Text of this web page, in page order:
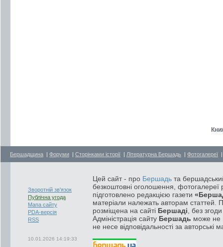
Бершадщина | Форуми | Сторінками історії | Літературна Бершадь | Фотогалереї
Зворотній зв'язок
Публічна угода
Мапа сайту
PDA-версія
RSS
10.01.2026 14:19:33
Цей сайт - про Бершадь та
безкоштовні оголошення, фотогалереї
підготовлено редакцією газети
матеріали належать авторам статтей.
розміщена на сайті Бершаді , без
Адміністрація сайту Бершадь може не
не несе відповідальності за авторські